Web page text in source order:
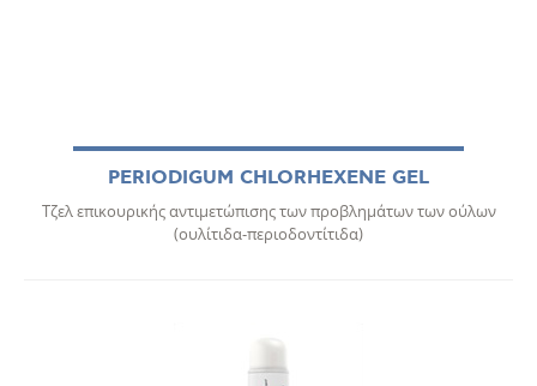
PERIODIGUM CHLORHEXENE GEL
Τζελ επικουρικής αντιμετώπισης των προβλημάτων των ούλων
(ουλίτιδα-περιοδοντίτιδα)